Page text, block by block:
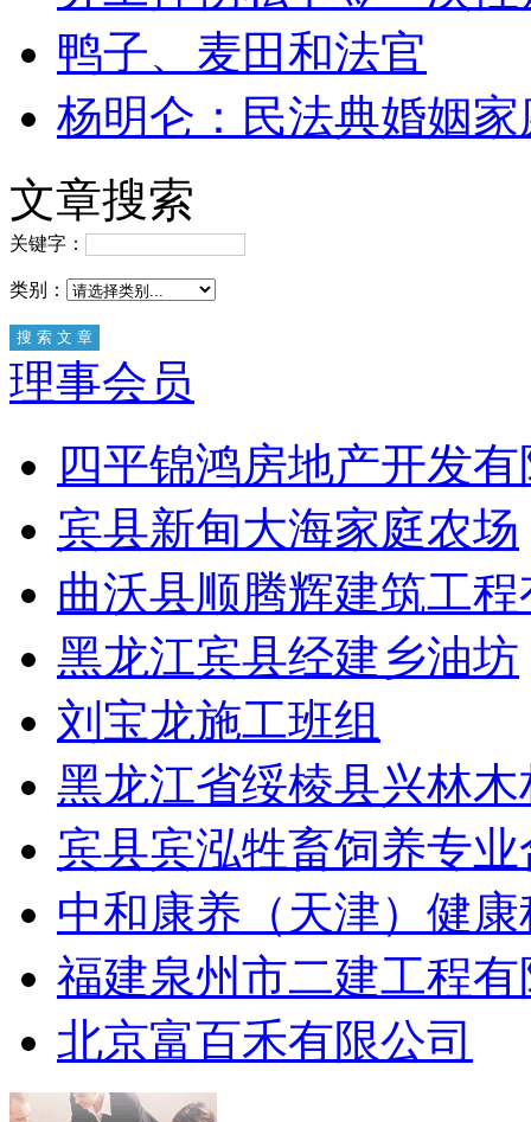
鸭子、麦田和法官
杨明仑：民法典婚姻
文章搜索
关键字：
类别：
理事会员
四平锦鸿房地产开发
宾县新甸大海家庭农场
曲沃县顺腾辉建筑工
黑龙江宾县经建乡油坊
刘宝龙施工班组
黑龙江省绥棱县兴林
宾县宾泓牲畜饲养专
中和康养（天津）健
福建泉州市二建工程
北京富百禾有限公司